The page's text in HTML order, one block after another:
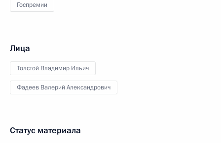
Госпремии
Лица
Толстой Владимир Ильич
Фадеев Валерий Александрович
Статус материала